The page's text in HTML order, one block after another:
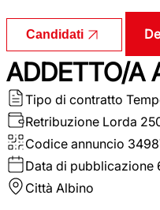
Candidati
ADDETTO/A
Tipo di contratto
Retribuzione Lorda
Codice annuncio
Data di pubblicazione
Città Albino